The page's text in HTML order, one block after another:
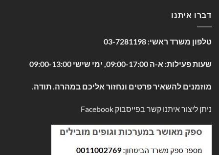
דברו איתנו
טלפון משרד ראשי: 03-7281198
שעות פעילות: א-ה 09:00-17:00, ימי שישי 09:00-13:00
מוזמנים להשאיר פרטים ונחזור אליכם במהרה. תודה.
ניתן ליצור איתנו קשר בפייסבוק Facebook